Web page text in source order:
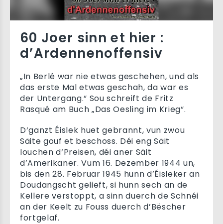
60 Joer sinn et hier :
d’Ardennenoffensiv
„In Berlé war nie etwas geschehen, und als
das erste Mal etwas geschah, da war es
der Untergang.“ Sou schreift de Fritz
Rasqué am Buch „Das Oesling im Krieg“.
D‘ganzt Éislek huet gebrannt, vun zwou
Säite gouf et beschoss. Déi eng Säit
louchen d‘Preisen, déi aner Säit
d’Amerikaner. Vum 16. Dezember 1944 un,
bis den 28. Februar 1945 hunn d’Éisleker an
Doudangscht gelieft, si hunn sech an de
Kellere verstoppt, a sinn duerch de Schnéi
an der Keelt zu Fouss duerch d’Bëscher
fortgelaf.